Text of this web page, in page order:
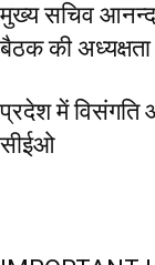
मुख्य सचिव आनन्द
बैठक की
प्रदेश में विसंगति
सीईओ